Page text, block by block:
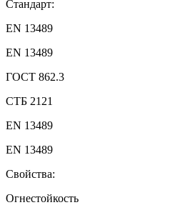
Стандарт:
EN 13489
EN 13489
ГОСТ 862.3
СТБ 2121
EN 13489
EN 13489
Свойства:
Огнестойкость